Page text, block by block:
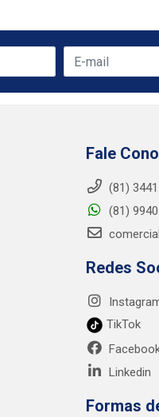
Fale
(81)
(81)
Redes
TikTok
Linkedin
Formas